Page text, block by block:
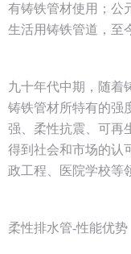
有铸铁管材使用；公
生活用铸铁管道，至
九十年代中期，随着
铸铁管材所特有的强
强、柔性抗震、可再
得到社会和市场的认
政工程、医院学校等
柔性排水管-性能优势